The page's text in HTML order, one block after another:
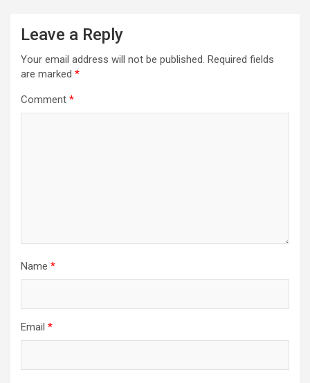
Leave a Reply
Your email address will not be published. Required fields
are marked *
Comment *
Name *
Email *